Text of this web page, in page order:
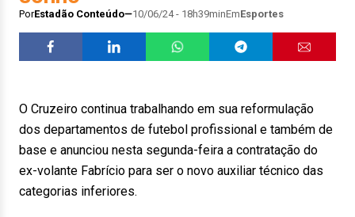
PorEstadão Conteúdo 10/06/24 - 18h39minEmEsportes
O Cruzeiro continua trabalhando em sua reformulação
dos departamentos de futebol profissional e também de
base e anunciou nesta segunda-feira a contratação do
ex-volante Fabrício para ser o novo auxiliar técnico das
categorias inferiores.